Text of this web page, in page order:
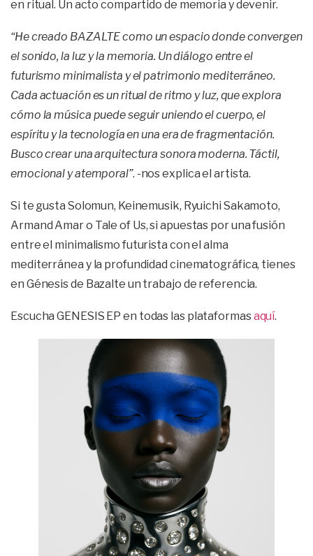
en ritual. Un acto compartido de memoria y devenir.
“He creado BAZALTE como un espacio donde convergen
el sonido, la luz y la memoria. Un diálogo entre el
futurismo minimalista y el patrimonio mediterráneo.
Cada actuación es un ritual de ritmo y luz, que explora
cómo la música puede seguir uniendo el cuerpo, el
espíritu y la tecnología en una era de fragmentación.
Busco crear una arquitectura sonora moderna. Táctil,
emocional y atemporal”. -nos explica el artista.
Si te gusta Solomun, Keinemusik, Ryuichi Sakamoto,
Armand Amar o Tale of Us, si apuestas por una fusión
entre el minimalismo futurista con el alma
mediterránea y la profundidad cinematográfica, tienes
en Génesis de Bazalte un trabajo de referencia.
Escucha GENESIS EP en todas las plataformasaquí.